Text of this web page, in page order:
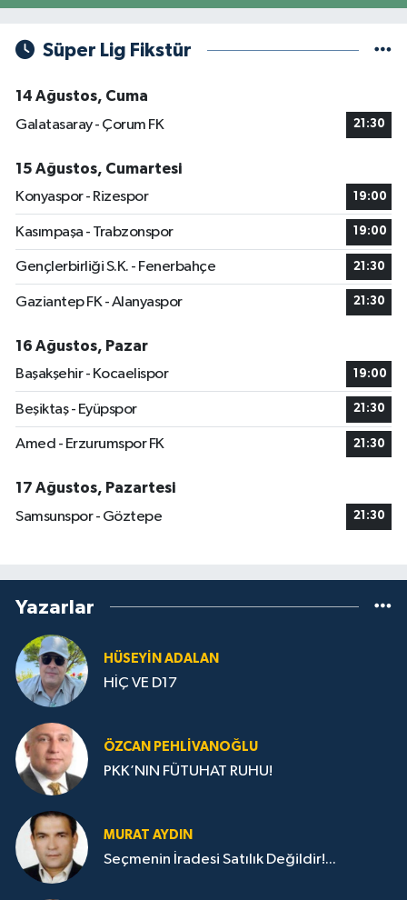
Süper Lig Fikstür
14 Ağustos, Cuma
Galatasaray - Çorum FK
21:30
15 Ağustos, Cumartesi
Konyaspor - Rizespor
19:00
Kasımpaşa - Trabzonspor 19:00
Gençlerbirliği S.K. - Fenerbahçe 21:30
Gaziantep FK - Alanyaspor 21:30
16 Ağustos, Pazar
Başakşehir - Kocaelispor
19:00
Beşiktaş - Eyüpspor 21:30
Amed - Erzurumspor FK 21:30
17 Ağustos, Pazartesi
Samsunspor - Göztepe
21:30
Yazarlar
HÜSEYIN ADALAN
HİÇ VE D17
ÖZCAN PEHLIVANOĞLU
PKK’NIN FÜTUHAT RUHU!
MURAT AYDIN
Seçmenin İradesi Satılık Değildir!...